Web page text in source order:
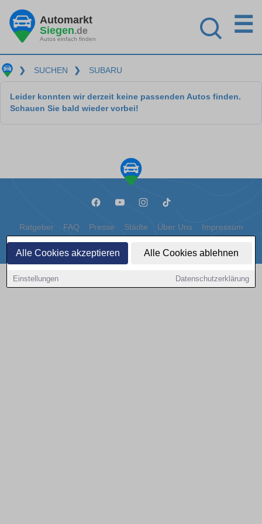
Alle Cookies akzeptieren Alle Cookies ablehnen
Einstellungen Datenschutzerklärung
Automarkt
Siegen.de
Autos einfach finden
☰
❯ SUCHEN ❯ SUBARU
Leider konnten wir derzeit keine passenden Autos finden.
Schauen Sie bald wieder vorbei!
Ratgeber FAQ Presse Städte Über Uns Impressum
Datenschutz Cookies
Copyright © 2000 - 2026 | 1A Infosysteme GmbH | Content by: 1a-sites-autos